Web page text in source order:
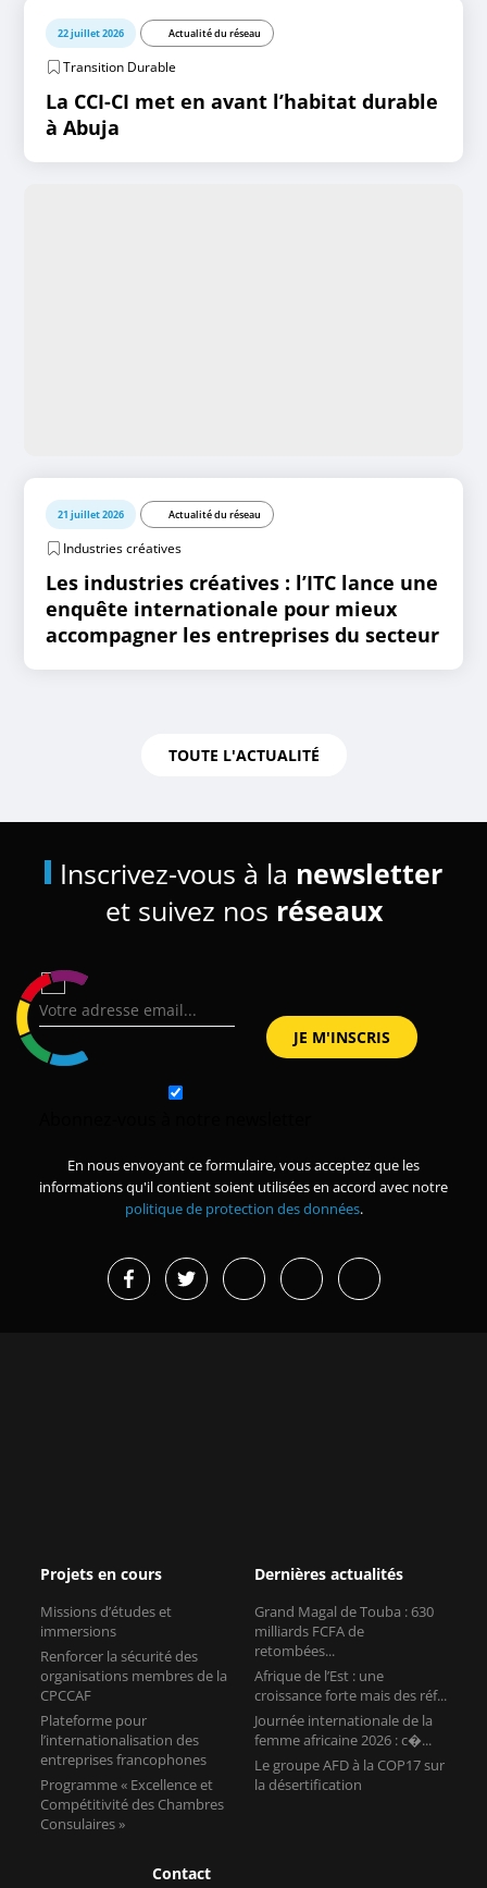
22 juillet 2026 Actualité du réseau
Transition Durable
La CCI-CI met en avant l’habitat durable
à Abuja
21 juillet 2026 Actualité du réseau
Industries créatives
Les industries créatives : l’ITC lance une
enquête internationale pour mieux
accompagner les entreprises du secteur
TOUTE L'ACTUALITÉ
Inscrivez-vous à la newsletter
et suivez nos réseaux
En nous envoyant ce formulaire, vous acceptez que les
informations qu'il contient soient utilisées en accord avec notre
politique de protection des données.
Projets en cours
Missions d’études et
immersions
Renforcer la sécurité des
organisations membres de la
CPCCAF
Plateforme pour
l’internationalisation des
entreprises francophones
Programme « Excellence et
Compétitivité des Chambres
Consulaires »
Dernières actualités
Grand Magal de Touba : 630
milliards FCFA de
retombées...
Afrique de l’Est : une
croissance forte mais des réf...
Journée internationale de la
femme africaine 2026 : c�...
Le groupe AFD à la COP17 sur
la désertification
Contact